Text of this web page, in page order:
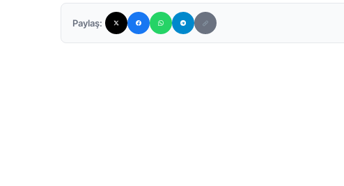
Paylaş: